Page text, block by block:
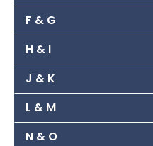
F & G
H & I
J & K
L & M
N & O